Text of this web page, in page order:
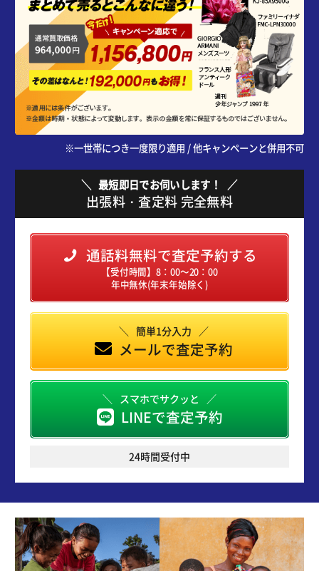
※一世帯につき一度限り適用 / 他キャンペーンと併用不可
最短即日でお伺いします！
出張料・査定料 完全無料
通話料無料で査定予約する
【受付時間】8：00～20：00
年中無休(年末年始除く)
簡単1分入力
メールで査定予約
スマホでサクッと
LINEで査定予約
24時間受付中